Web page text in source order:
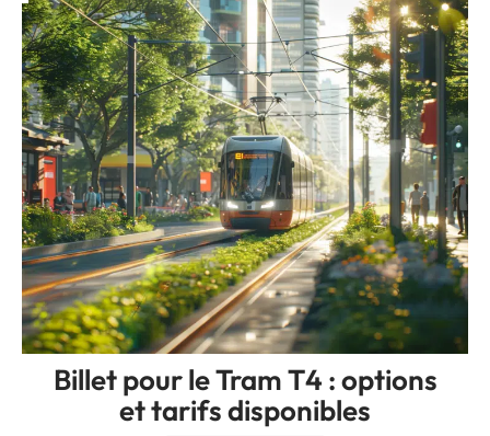
Billet pour le Tram T4 : options
et tarifs disponibles